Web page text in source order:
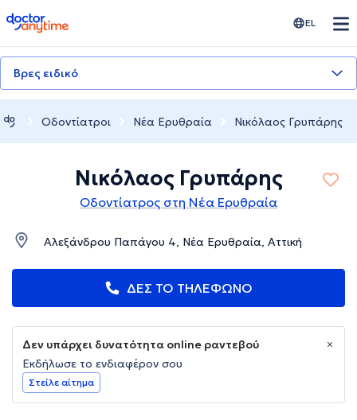
doctoranytime EL
Βρες ειδικό
Οδοντίατροι Νέα Ερυθραία Νικόλαος Γρυπάρης
Νικόλαος Γρυπάρης
Οδοντίατρος στη Νέα Ερυθραία
Αλεξάνδρου Παπάγου 4, Νέα Ερυθραία, Αττική
ΔΕΣ ΤΟ ΤΗΛΕΦΩΝΟ
Δεν υπάρχει δυνατότητα online ραντεβού
Εκδήλωσε το ενδιαφέρον σου
Στείλε αίτημα